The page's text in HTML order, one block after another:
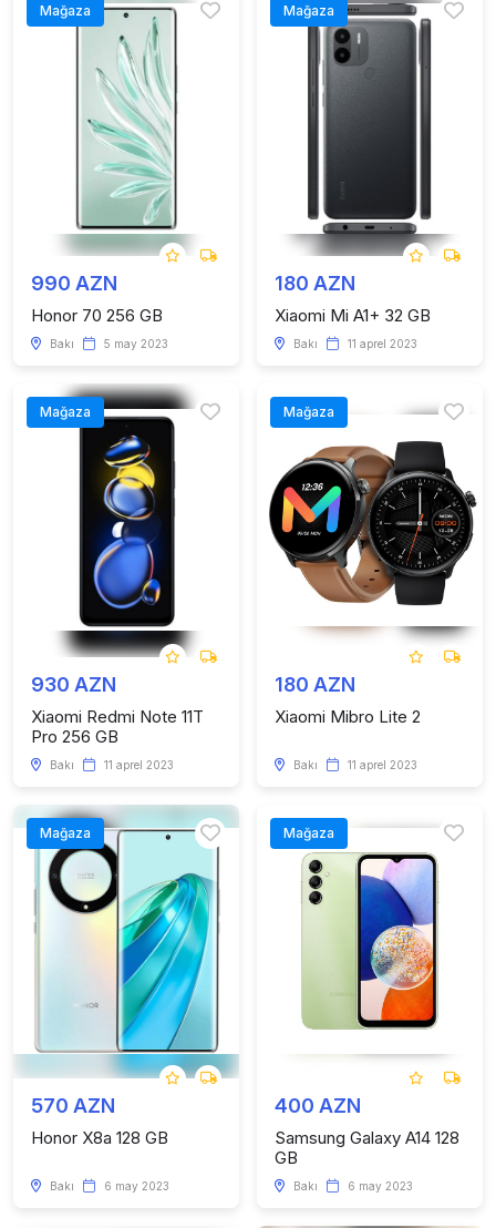
Mağaza
990 AZN
Honor 70 256 GB
Bakı 5 may 2023
Mağaza
180 AZN
Xiaomi Mi A1+ 32 GB
Bakı 11 aprel 2023
Mağaza
930 AZN
Xiaomi Redmi Note 11T
Pro 256 GB
Bakı 11 aprel 2023
Mağaza
180 AZN
Xiaomi Mibro Lite 2
Bakı 11 aprel 2023
Mağaza
570 AZN
Honor X8a 128 GB
Bakı 6 may 2023
Mağaza
400 AZN
Samsung Galaxy A14 128
GB
Bakı 6 may 2023